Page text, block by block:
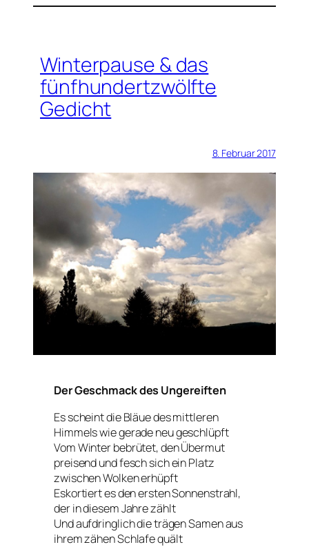
Winterpause & das
fünfhundertzwölfte
Gedicht
8. Februar 2017
Der Geschmack des Ungereiften
Es scheint die Bläue des mittleren
Himmels wie gerade neu geschlüpft
Vom Winter bebrütet, den Übermut
preisend und fesch sich ein Platz
zwischen Wolken erhüpft
Eskortiert es den ersten Sonnenstrahl,
der in diesem Jahre zählt
Und aufdringlich die trägen Samen aus
ihrem zähen Schlafe quält